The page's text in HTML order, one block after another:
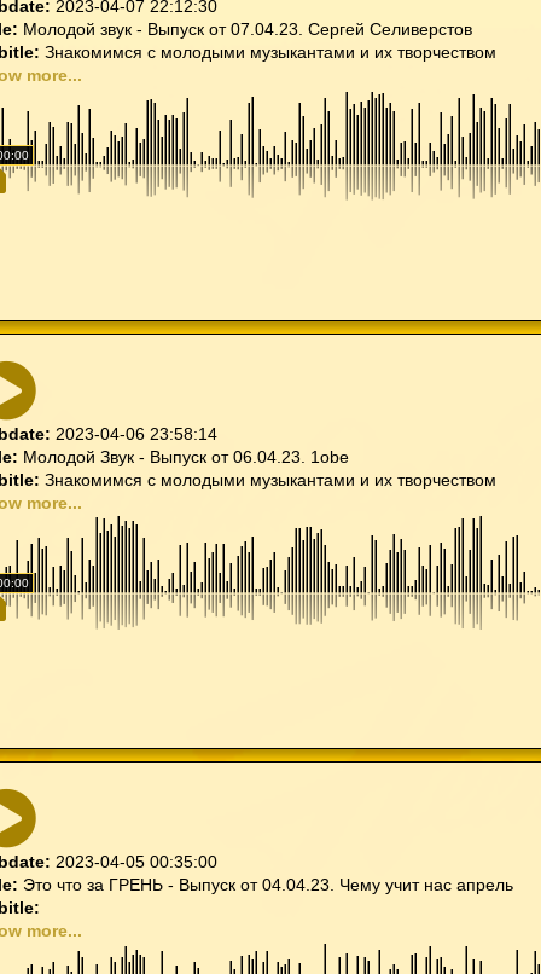
2023-04-07 22:12:30
Молодой звук - Выпуск от 07.04.23. Сергей Селиверстов
Знакомимся с молодыми музыкантами и их творчеством
more...
2023-04-06 23:58:14
Молодой Звук - Выпуск от 06.04.23. 1obe
Знакомимся с молодыми музыкантами и их творчеством
more...
2023-04-05 00:35:00
Это что за ГРЕНЬ - Выпуск от 04.04.23. Чему учит нас апрель
more...